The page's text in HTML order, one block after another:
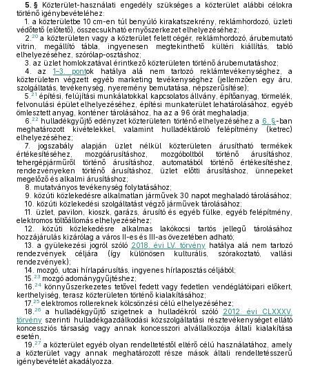
5. § Közterület-használati engedély szükséges a közterület alábbi célokra
történő igénybevételéhez:
1.
a közterületbe 10 cm-en túl benyúló kirakatszekrény, reklámhordozó, üzleti
védőtető (előtető), összecsukható ernyőszerkezet elhelyezéséhez;
2. 20 a közterületen vagy a közterület felett cégér, reklámhordozó, árubemutató
vitrin, megállító tábla, ingyenesen megtekinthető kültéri kiállítás, tabló
elhelyezéséhez, szórólap-osztáshoz;
3. az üzlet homlokzatával érintkező közterületen történő árubemutatáshoz;
4.
az 1–3. pontok hatálya alá nem tartozó reklámtevékenységhez, a
közterületen végzett egyéb marketing tevékenységhez (jellemzően egy áru,
szolgáltatás, tevékenység, nyeremény bemutatása, népszerűsítése);
5. 21 építési, felújítási munkálatokkal kapcsolatos állvány, építőanyag, törmelék,
felvonulási épület elhelyezéséhez, építési munkaterület lehatárolásához, egyéb
ömlesztett anyag, konténer tárolásához, ha az a 96 órát meghaladja;
6. 22 hulladékgyűjtő edényzet közterületen történő elhelyezéséhez a 6. §-ban
meghatározott kivételekkel, valamint hulladéktároló felépítmény (ketrec)
elhelyezéséhez;
7.
jogszabály alapján üzlet nélkül közterületen árusítható termékek
értékesítéséhez, mozgóárusításhoz, mozgóboltból történő árusításhoz,
tehergépjárműről történő árusításhoz, automatából történő értékesítéshez,
rendezvényeken történő árusításhoz, üzlet előtti árusításhoz, ünnepeket
megelőző és alkalmi árusításhoz;
8.
mutatványos tevékenység folytatásához;
9.
közúti közlekedésre alkalmatlan járművek 30 napot meghaladó tárolásához;
10.
közúti közlekedési szolgáltatást végző járművek tárolásához;
11.
üzlet, pavilon, kioszk, garázs, árusító és egyéb fülke, egyéb felépítmény,
elektromos töltőállomás elhelyezéséhez;
12.
közúti közlekedésre alkalmas lakókocsi tartós jellegű tárolásához
hozzájárulás kizárólag a város II-es és III-as övezetében adható;
13.
a gyülekezési jogról szóló 2018. évi LV. törvény hatálya alá nem tartozó
rendezvények céljára (így különösen kulturális, szórakoztató, vallási
rendezvények);
14.
mozgó, utcai hírlapárusítás, ingyenes hírlaposztás céljából;
15. 23 mozgó adománygyűjtéshez;
16. 24 könnyűszerkezetes tetővel fedett vagy fedetlen vendéglátóipari előkert,
kerthelyiség, terasz közterületen történő kialakításához;
17. 25 elektromos rollereknek kölcsönzési célú elhelyezéséhez;
18. 26 a hulladékgyűjtő szigetnek a hulladékról szóló
2012. évi CLXXXV.
törvény szerinti hulladékgazdálkodási közszolgáltatási résztevékenységet ellátó
koncessziós társaság vagy annak koncesszori alvállalkozója általi kialakítása
esetén,
19. 27 a közterület egyéb olyan rendeltetéstől eltérő célú használatához, amely
a közterület vagy annak meghatározott része mások általi rendeltetésszerű
igénybevételét akadályozza.